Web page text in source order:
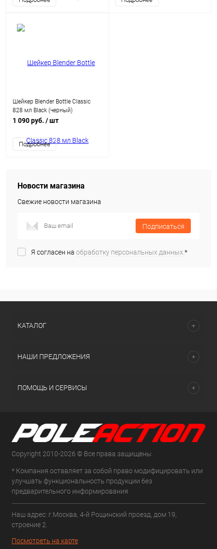
Шейкер Blender Bottle Classic
828 мл Black (черный)
1 090 руб. / шт
Подробнее
Новости магазина
Свежие новости магазина
Подписаться
Я согласен на обработку персональных данных.*
КАТАЛОГ
НАШИ ПРЕДЛОЖЕНИЯ
ПОМОЩЬ И СЕРВИСЫ
Copyright 2010-2026 © Все права защищены.
* Компания оставляет за собой право модифицировать или
улучшать функциональность продукции без
предварительного информирования
Наш адрес: г.Москва, 4-й Рощинский проезд, дом 19,
строение 2.
Посмотреть на карте